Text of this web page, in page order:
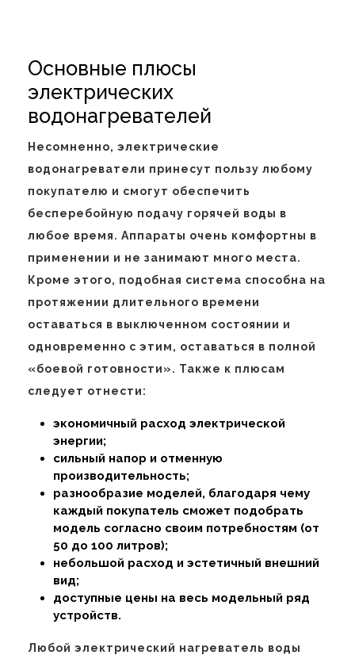
Основные плюсы
электрических
водонагревателей
Несомненно, электрические
водонагреватели принесут пользу любому
покупателю и смогут обеспечить
бесперебойную подачу горячей воды в
любое время. Аппараты очень комфортны в
применении и не занимают много места.
Кроме этого, подобная система способна на
протяжении длительного времени
оставаться в выключенном состоянии и
одновременно с этим, оставаться в полной
«боевой готовности». Также к плюсам
следует отнести:
экономичный расход электрической
энергии;
сильный напор и отменную
производительность;
разнообразие моделей, благодаря чему
каждый покупатель сможет подобрать
модель согласно своим потребностям (от
50 до 100 литров);
небольшой расход и эстетичный внешний
вид;
доступные цены на весь модельный ряд
устройств.
Любой электрический нагреватель воды